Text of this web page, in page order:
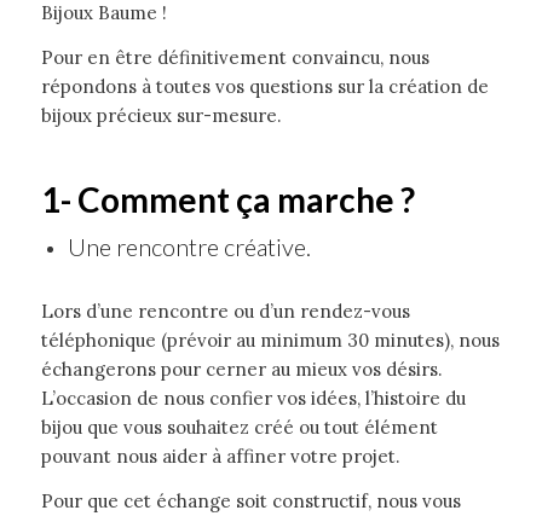
Bijoux Baume !
Pour en être définitivement convaincu, nous
répondons à toutes vos questions sur la création de
bijoux précieux sur-mesure.
1- Comment ça marche ?
Une rencontre créative.
Lors d’une rencontre ou d’un rendez-vous
téléphonique (prévoir au minimum 30 minutes), nous
échangerons pour cerner au mieux vos désirs.
L’occasion de nous confier vos idées, l’histoire du
bijou que vous souhaitez créé ou tout élément
pouvant nous aider à affiner votre projet.
Pour que cet échange soit constructif, nous vous